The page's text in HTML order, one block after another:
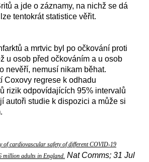
a jde o záznamy, na nichž se dá
lze tentokrát statistice věřit.
a mrtvic byl po očkování proti
u osob před očkováním a u osob
nevěří, nemusí nikam běhat.
Coxovy regrese k odhadu
rizik odpovídajících 95% intervalů
autoři studie k dispozici a může si
of cardiovascular safety of different COVID-19
million adults in England. Nat Comms; 31 Jul